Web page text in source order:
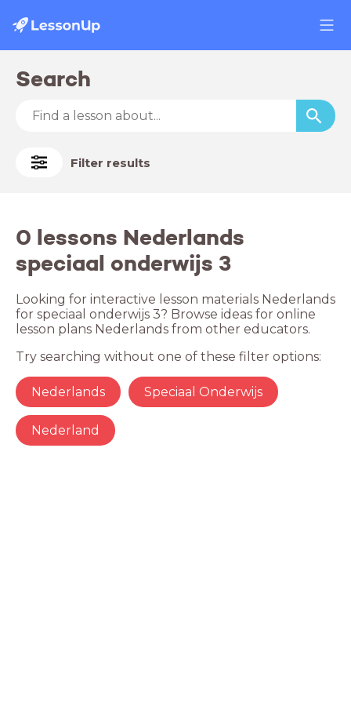
Search
Filter results
0 lessons Nederlands
speciaal onderwijs 3
Looking for interactive lesson materials Nederlands
for speciaal onderwijs 3? Browse ideas for online
lesson plans Nederlands from other educators.
Try searching without one of these filter options:
Nederlands Speciaal Onderwijs
Nederland